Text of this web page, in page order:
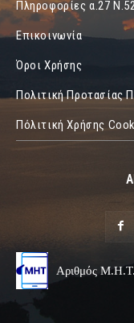
Πληροφορίες α.27
Επικοινωνία
Όροι Χρήσης
Πολιτική Προτασίας
Πόλιτική Χρήσης
Αριθμός